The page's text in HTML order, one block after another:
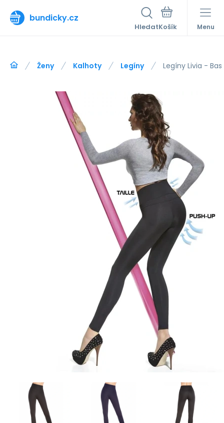
bundicky.cz
Hledat Menu
Ženy Kalhoty Legíny Legíny Livia - Bas